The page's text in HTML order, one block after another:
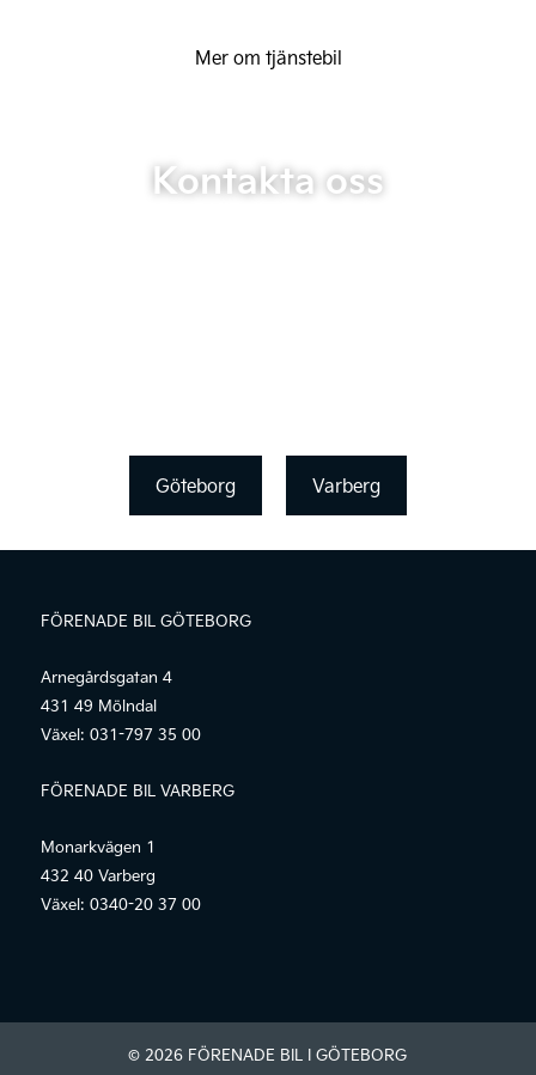
Mer om tjänstebil
Kontakta oss
Göteborg Varberg
FÖRENADE BIL GÖTEBORG
Arnegårdsgatan 4
431 49 Mölndal
Växel: 031-797 35 00
FÖRENADE BIL VARBERG
Monarkvägen 1
432 40 Varberg
Växel: 0340-20 37 00
© 2026 FÖRENADE BIL I GÖTEBORG